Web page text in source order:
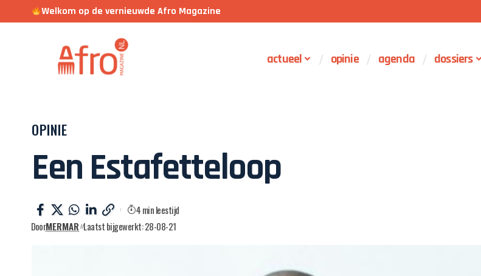
Welkom op de vernieuwde Afro Magazine
actueel opinie agenda dossiers
OPINIE
Een Estafetteloop
DoorMERMAR Laatst bijgewerkt: 28-08-21
4 min leestijd